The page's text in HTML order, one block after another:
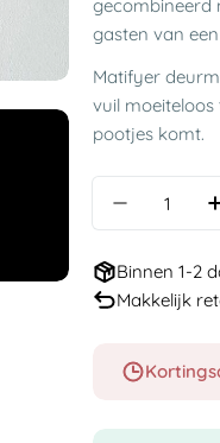
gecombineerd
gasten van
Matifyer
vuil
pootjes komt.
Binnen 1-2
Makkelijk